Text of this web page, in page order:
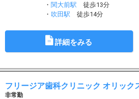
・ 関大前駅 徒歩13分
・ 吹田駅 徒歩14分
詳細をみる
フリージア歯科クリニック オリック
非常勤